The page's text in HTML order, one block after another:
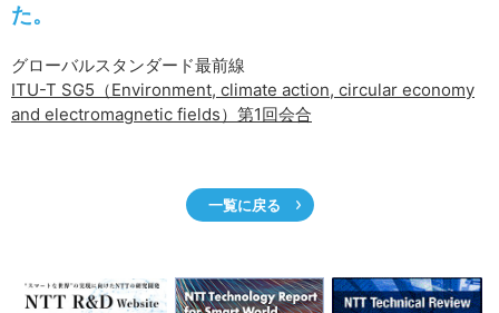
問い合わせ
た。
グローバルスタンダード最前線
ITU-T SG5（Environment, climate action, circular economy
and electromagnetic fields）第1回会合
一覧に戻る